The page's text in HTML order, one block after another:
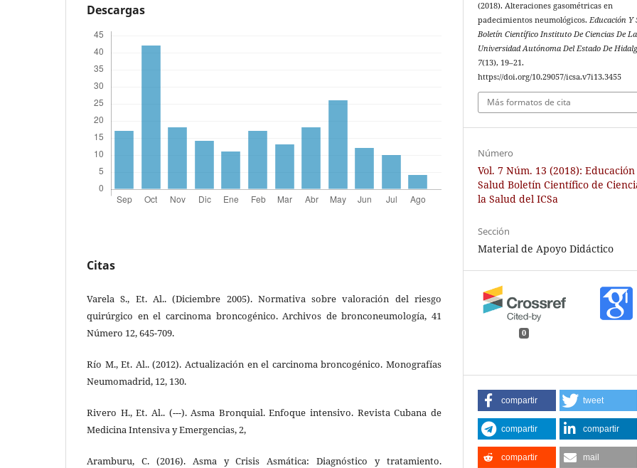
Descargas
Citas
Varela S., Et. Al.. (Diciembre 2005). Normativa sobre valoración del riesgo
quirúrgico en el carcinoma broncogénico. Archivos de bronconeumología, 41
Número 12, 645-709.
Río M., Et. Al.. (2012). Actualización en el carcinoma broncogénico. Monografías
Neumomadrid, 12, 130.
Rivero H., Et. Al.. (---). Asma Bronquial. Enfoque intensivo. Revista Cubana de
Medicina Intensiva y Emergencias, 2,
Aramburu, C. (2016). Asma y Crisis Asmática: Diagnóstico y tratamiento.
(2018). Alteraciones gasométricas en
padecimientos neumológicos.Educación Y
Boletín Científico Instituto De Ciencias De
Universidad Autónoma Del Estado De
7(13), 19–21.
https://doi.org/10.29057/icsa.v7i13.3455
Más formatos de cita
Número
Vol. 7 Núm. 13 (2018):
Salud Boletín Científico de
la Salud del ICSa
Sección
Material de Apoyo Didáctico
0
compartir tweet
compartir compartir
compartir mail